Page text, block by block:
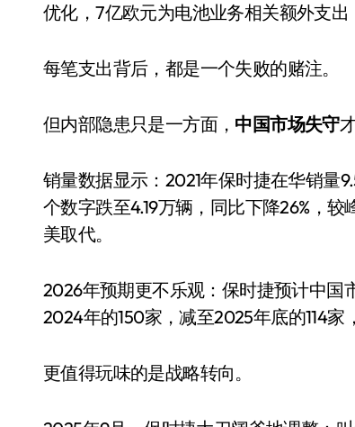
优化，7亿欧元为电池业务相关额外支出
每笔支出背后，都是一个失败的赌注。
但内部隐患只是一方面， 中国市场失守
销量数据显示：2021年保时捷在华销量
个数字跌至4.19万辆，同比下降26%，
美取代。
2026年预期更不乐观：保时捷预计中国
2024年的150家，减至2025年底的114
更值得玩味的是战略转向。